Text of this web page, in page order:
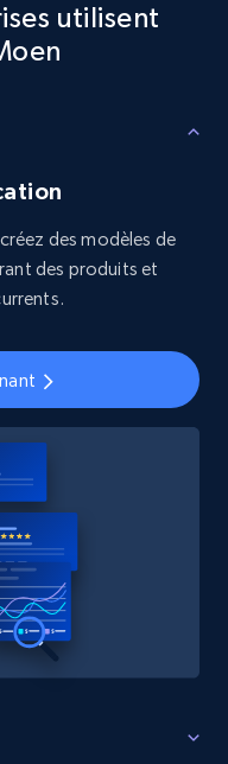
utilisent
des modèles de
des produits et